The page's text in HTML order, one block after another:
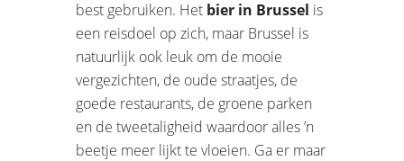
best gebruiken. Het bier in Brussel is
een reisdoel op zich, maar Brussel is
natuurlijk ook leuk om de mooie
vergezichten, de oude straatjes, de
goede restaurants, de groene parken
en de tweetaligheid waardoor alles ’n
beetje meer lijkt te vloeien. Ga er maar